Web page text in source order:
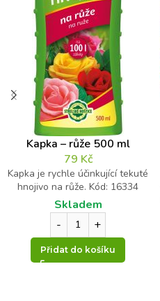
J
*
Kontrolní otázka*
8
=
Kapka – růže 500 ml
79 Kč
Kapka je rychle účinkující tekuté
hnojivo na růže. Kód: 16334
Skladem
Přidat do košíku